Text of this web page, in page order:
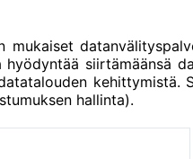
siirtämäänsä
kehittymistä.
hallinta).